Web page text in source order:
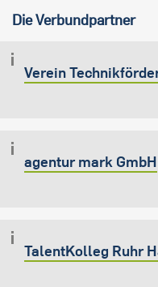
Die Verbundpartner
Verein
agentur mark GmbH
TalentKolleg Ruhr